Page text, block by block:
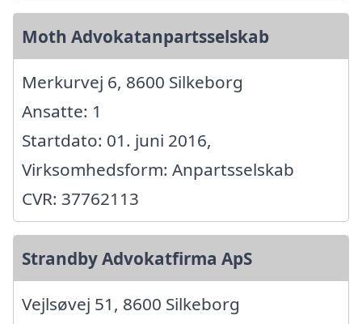
Moth Advokatanpartsselskab
Merkurvej 6, 8600 Silkeborg
Ansatte: 1
Startdato: 01. juni 2016,
Virksomhedsform: Anpartsselskab
CVR: 37762113
Strandby Advokatfirma ApS
Vejlsøvej 51, 8600 Silkeborg